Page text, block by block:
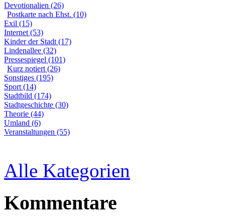
Devotionalien (26)
Postkarte nach Ehst. (10)
Exil (15)
Internet (53)
Kinder der Stadt (17)
Lindenallee (32)
Pressespiegel (101)
Kurz notiert (26)
Sonstiges (195)
Sport (14)
Stadtbild (174)
Stadtgeschichte (30)
Theorie (44)
Umland (6)
Veranstaltungen (55)
Alle Kategorien
Kommentare